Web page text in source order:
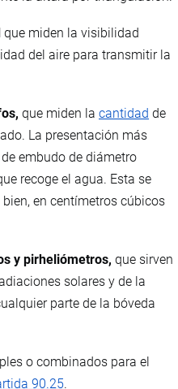
que miden la visibilidad
del aire para transmitir la
que miden la cantidad de
La presentación más
embudo de diámetro
recoge el agua. Esta se
en centímetros cúbicos
y pirheliómetros, que sirven
solares y de la
parte de la bóveda
o combinados para el
90.25.